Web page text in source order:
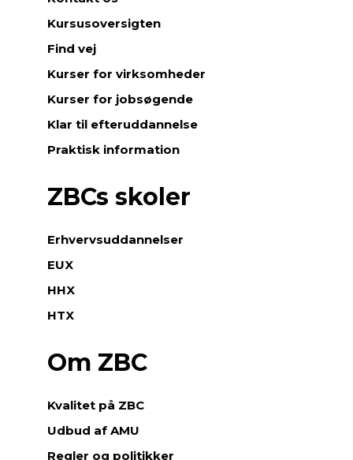
Kursusoversigten
Find vej
Kurser for virksomheder
Kurser for jobsøgende
Klar til efteruddannelse
Praktisk information
ZBCs skoler
Erhvervsuddannelser
EUX
HHX
HTX
Om ZBC
Kvalitet på ZBC
Udbud af AMU
Regler og politikker